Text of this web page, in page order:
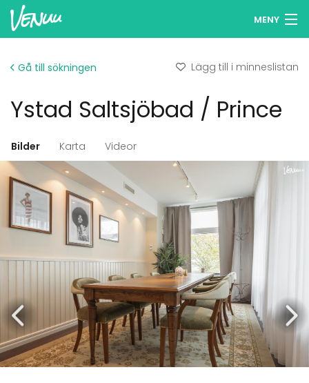
MENY
Logga in
Lägg till din lokal
Gå till sökningen Lägg till i minneslistan
Ystad Saltsjöbad / Prince
Bilder Karta Videor